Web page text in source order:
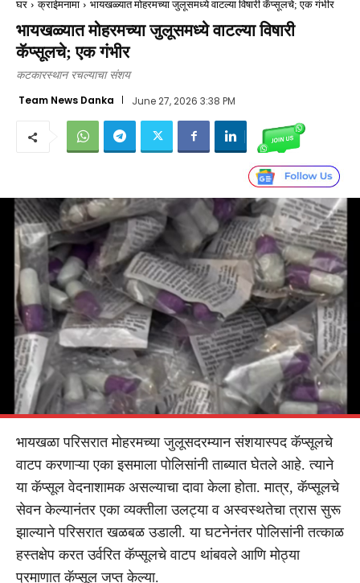
घर क्राईमनामा भायखळ्यात मोहरमच्या जुलूसमध्ये वाटल्या विषारी कॅप्सूलचे; एक गंभीर
भायखळ्यात मोहरमच्या जुलूसमध्ये वाटल्या विषारी
कॅप्सूलचे; एक गंभीर
कटकारस्थान रचल्याचा संशय
Team News Danka June 27, 2026 3:38 PM
भायखळा परिसरात मोहरमच्या जुलूसदरम्यान संशयास्पद कॅप्सूलचे
वाटप करणाऱ्या एका इसमाला पोलिसांनी ताब्यात घेतले आहे. त्याने
या कॅप्सूल वेदनाशामक असल्याचा दावा केला होता. मात्र, कॅप्सूलचे
सेवन केल्यानंतर एका व्यक्तीला उलट्या व अस्वस्थतेचा त्रास सुरू
झाल्याने परिसरात खळबळ उडाली. या घटनेनंतर पोलिसांनी तत्काळ
हस्तक्षेप करत उर्वरित कॅप्सूलचे वाटप थांबवले आणि मोठ्या
प्रमाणात कॅप्सूल जप्त केल्या.